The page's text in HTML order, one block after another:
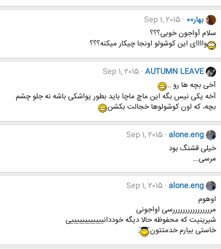
بهار00
Sep 1, 2015
سلام آواجون خوبی؟؟؟
واااای این کوشولو اونجا چیکار میکنه؟؟؟
AUTUMN LEAVE
Sep 1, 2015
آخی بچه ها رو ..
آخه یکی نیس بگه این ماچ ماچا باید بطور یواشکی باشه نه جلو چشم
بچه، که اون کوشولوها خجالت بکشن
alone.eng
Sep 1, 2015
خیلی قشنگ بود
مرسی...
alone.eng
Sep 1, 2015
اوهوم
مررررررررررررررررسی اواجونی
شیرینیت که محفوظه حالا دیگه خوددانییییییییییییی
خاستی بیارم خدمتتون